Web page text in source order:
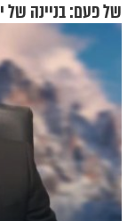
של פעם: בניינה של